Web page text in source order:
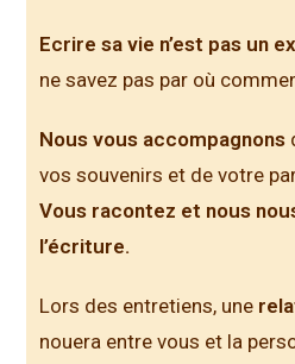
Ecrire sa vie n’est pas un
ne savez pas par où
Nous vous accompagnons
vos souvenirs et de votre
Vous racontez et nous
l’écriture.
Lors des entretiens, une
nouera entre vous et la